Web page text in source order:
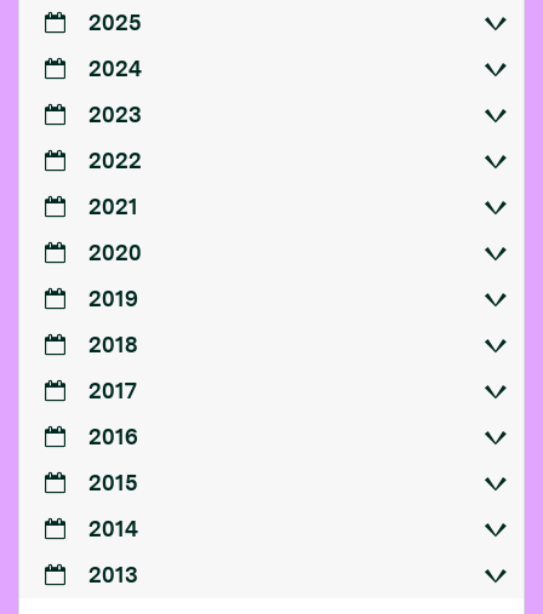
2025
2024
2023
2022
2021
2020
2019
2018
2017
2016
2015
2014
2013